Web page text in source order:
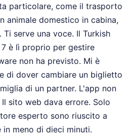
particolare, come il trasporto
animale domestico in cabina,
serve una voce. Il Turkish
è lì proprio per gestire
non ha previsto. Mi è
di dover cambiare un biglietto
di un partner. L'app non
sito web dava errore. Solo
esperto sono riuscito a
meno di dieci minuti.